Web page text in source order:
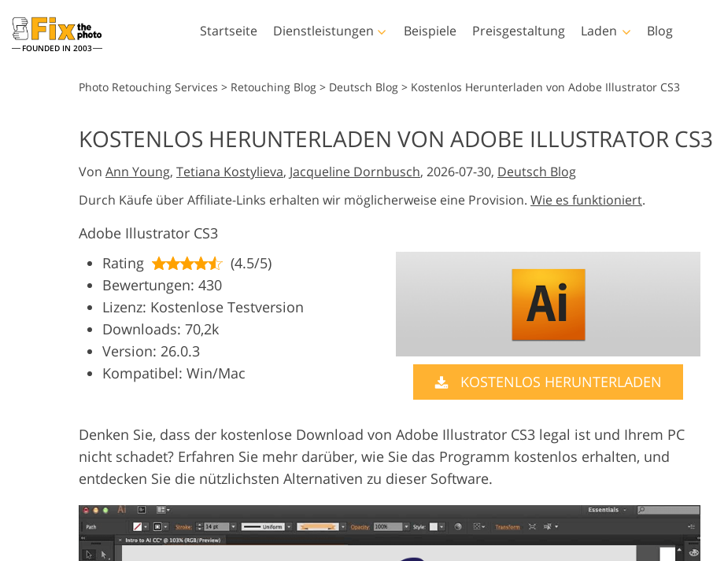
FOUNDED IN 2003
Startseite Dienstleistungen
Immobilien-
Hochzeitsfotobearbeitung Foto-Manipulation
Produkt-Fotobearbeitung KI-Trainingsdaten Videobearbeitung
Beispiele Preisgestaltung Laden
Lightroom
Lightroom Presets
Komplette LR-Preset
Sammlungen
Mobile Kollektion
Photoshop
Photoshop-Aktionen
Photoshop-Pinsel
Photoshop-
Photoshop-Texturen
Templates
Alle Vorlagen
Marketing-Vorlagen
Valentinstagskarten
Hochzeitseinladungen
Video
LUTs für die
Videobearbeitung
Blog
Photo Retouching Services > Retouching Blog > Deutsch Blog > Kostenlos Herunterladen von Adobe Illustrator CS3
KOSTENLOS HERUNTERLADEN VON ADOBE ILLUSTRATOR CS3
Von Ann Young, Tetiana Kostylieva, Jacqueline Dornbusch, 2026-07-30, Deutsch Blog
Durch Käufe über Affiliate-Links erhalten wir möglicherweise eine Provision. Wie es funktioniert.
Adobe Illustrator CS3
Rating
(4.5/5)
Bewertungen: 430
Lizenz: Kostenlose Testversion
Downloads: 70,2k
Version: 26.0.3
Kompatibel: Win/Mac
KOSTENLOS HERUNTERLADEN
Denken Sie, dass der kostenlose Download von Adobe Illustrator CS3 legal ist und Ihrem PC
nicht schadet? Erfahren Sie mehr darüber, wie Sie das Programm kostenlos erhalten, und
entdecken Sie die nützlichsten Alternativen zu dieser Software.